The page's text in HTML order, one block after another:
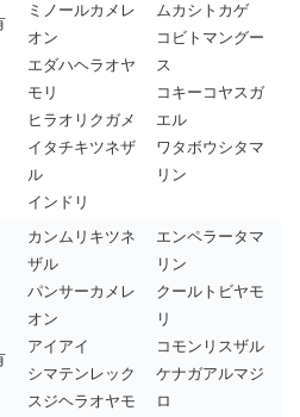
ミノールカメレ
オン
エダハヘラオヤ
モリ
ヒラオリクガメ
イタチキツネザ
ル
インドリ
ムカシトカゲ
コビトマングー
ス
コキーコヤスガ
エル
ワタボウシタマ
リン
カンムリキツネ
ザル
パンサーカメレ
オン
アイアイ
シマテンレック
スジヘラオヤモ
エンペラータマ
リン
クールトビヤモ
リ
コモンリスザル
ケナガアルマジ
ロ